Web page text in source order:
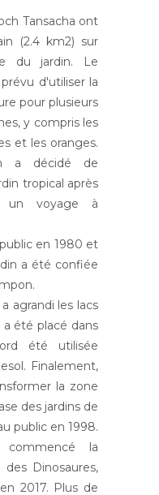
Tansacha ont
(2.4 km2) sur
du jardin. Le
d'utiliser la
pour plusieurs
y compris les
et les oranges.
a décidé de
tropical après
un voyage à
en 1980 et
a été confiée
agrandi les lacs
été placé dans
été utilisée
Finalement,
la zone
des jardins de
public en 1998.
la
Dinosaures,
2017. Plus de